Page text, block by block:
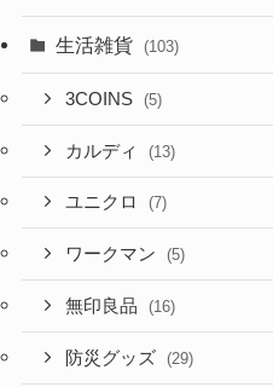
生活雑貨 (103)
3COINS (5)
カルディ (13)
ユニクロ (7)
ワークマン (5)
無印良品 (16)
防災グッズ (29)